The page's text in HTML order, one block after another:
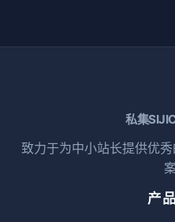
私集
致力于为中小站长提供优
产